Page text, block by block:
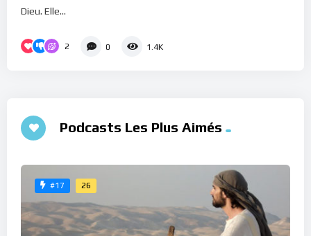
Dieu. Elle...
2 0 1.4K
Podcasts Les Plus Aimés
#17 26